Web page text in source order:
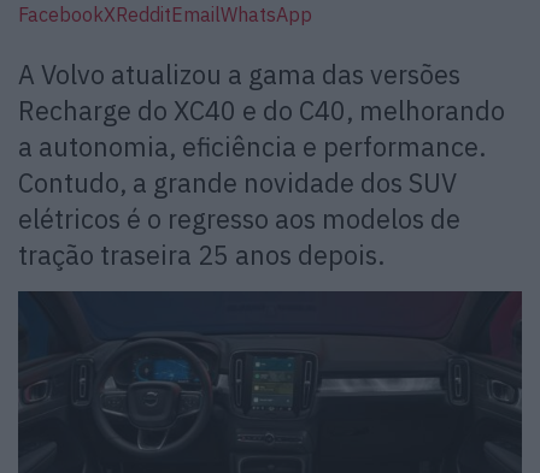
FacebookXRedditEmailWhatsApp
A Volvo atualizou a gama das versões
Recharge do XC40 e do C40, melhorando
a autonomia, eficiência e performance.
Contudo, a grande novidade dos SUV
elétricos é o regresso aos modelos de
tração traseira 25 anos depois.